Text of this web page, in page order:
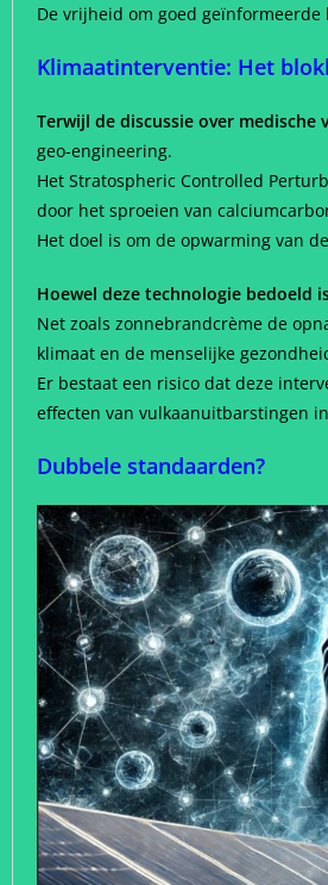
De vrijheid om goed
Klimaatinterventie: Het
Terwijl de discussie over
geo-engineering.
Het Stratospheric Controlled
door het sproeien van
Het doel is om de opwarming van
Hoewel deze technologie bedoeld
Net zoals zonnebrandcrème de
klimaat en de menselijke
Er bestaat een risico dat deze
effecten van vulkaanuitbarstingen
Dubbele standaarden?